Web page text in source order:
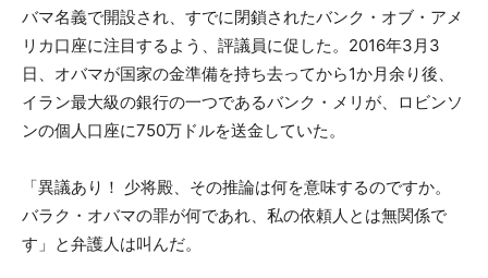
バマ名義で開設され、すでに閉鎖されたバンク・オブ・アメ
リカ口座に注目するよう、評議員に促した。2016年3月3
日、オバマが国家の金準備を持ち去ってから1か月余り後、
イラン最大級の銀行の一つであるバンク・メリが、ロビンソ
ンの個人口座に750万ドルを送金していた。
「異議あり！ 少将殿、その推論は何を意味するのですか。
バラク・オバマの罪が何であれ、私の依頼人とは無関係で
す」と弁護人は叫んだ。